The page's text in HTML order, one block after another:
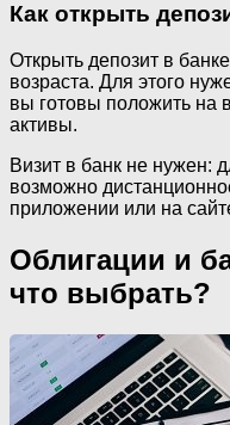
Как открыть
Открыть депозит в
возраста. Для этого
вы готовы положить на
активы.
Визит в банк не нужен:
возможно
приложении или на
Облигации и
что выбрать?